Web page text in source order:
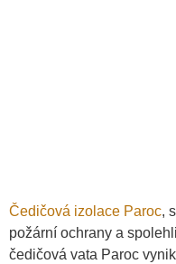
Čedičová izolace Paroc,
požární ochrany a
čedičová vata Paroc